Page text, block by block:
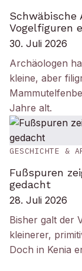
Schwäbische
Vogelfiguren
30. Juli 2026
Archäologen
kleine, aber
Jahre alt.
GESCHICHTE &
Fußspuren
gedacht
28. Juli 2026
Bisher galt der
kleinerer,
Doch in Kenia